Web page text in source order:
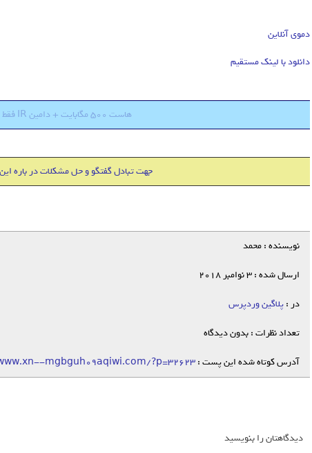
دموی آنلاین
دانلود با لینک مستقیم
هاست 500 مگابایت + دامین IR فقط 18000 تومان
جهت تبادل گفتگو و حل مشکلات در باره
نویسنده : محمد
ارسال شده : 3 نوامبر 2018
در :پلاگین وردپرس
تعداد نظرات : بدون دیدگاه
آدرس کوتاه شده این پست :mgbguh09aqiwi.com/?p=32623
دیدگاهتان را بنویسید